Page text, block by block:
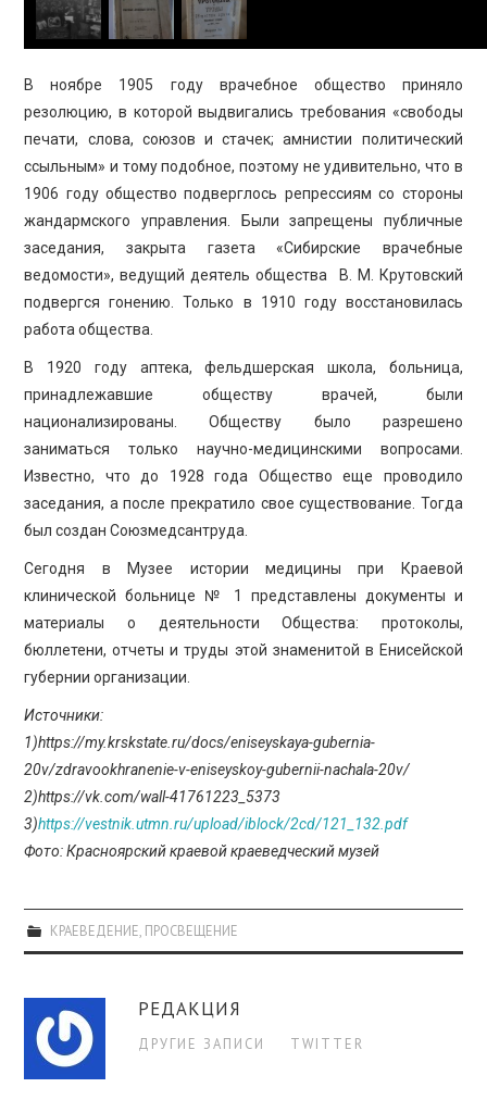
В ноябре 1905 году врачебное общество приняло
резолюцию, в которой выдвигались требования «свободы
печати, слова, союзов и стачек; амнистии политический
ссыльным» и тому подобное, поэтому не удивительно, что в
1906 году общество подверглось репрессиям со стороны
жандармского управления. Были запрещены публичные
заседания, закрыта газета «Сибирские врачебные
ведомости», ведущий деятель общества ­ В. М. Крутовский
подвергся гонению. Только в 1910 году восстановилась
работа общества.
В 1920 году аптека, фельдшерская школа, больница,
принадлежавшие обществу врачей, были
национализированы. Обществу было разрешено
заниматься только научно-медицинскими вопросами.
Известно, что до 1928 года Общество еще проводило
заседания, а после прекратило свое существование. Тогда
был создан Союзмедсантруда.
Сегодня в Музее истории медицины при Краевой
клинической больнице № 1 представлены документы и
материалы о деятельности Общества: протоколы,
бюллетени, отчеты и труды этой знаменитой в Енисейской
губернии организации.
Источники:
1)https://my.krskstate.ru/docs/eniseyskaya-gubernia-
20v/zdravookhranenie-v-eniseyskoy-gubernii-nachala-20v/
2)https://vk.com/wall-41761223_5373
3)https://vestnik.utmn.ru/upload/iblock/2cd/121_132.pdf
Фото: Красноярский краевой краеведческий музей
КРАЕВЕДЕНИЕ ПРОСВЕЩЕНИЕ
РЕДАКЦИЯ
ДРУГИЕ ЗАПИСИ TWITTER